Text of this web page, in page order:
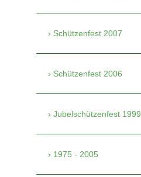
Schützenfest 2007
Schützenfest 2006
Jubelschützenfest 1999
1975 - 2005